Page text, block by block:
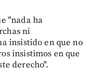
"nada ha
ni
insistido en que no
insistimos en que
derecho".